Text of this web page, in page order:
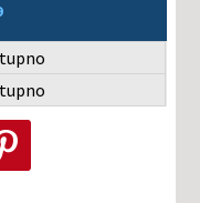
Podeli na Pinterest-u